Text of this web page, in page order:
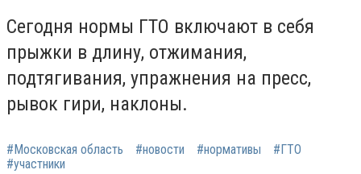
Сегодня нормы ГТО включают в себя
прыжки в длину, отжимания,
подтягивания, упражнения на пресс,
рывок гири, наклоны.
#Московская область #новости #нормативы
#ГТО
#участники